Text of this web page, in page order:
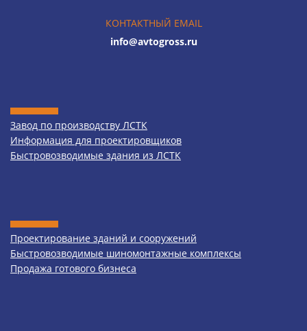
КОНТАКТНЫЙ EMAIL
info@avtogross.ru
Завод по производству ЛСТК
Информация для проектировщиков
Быстровозводимые здания из ЛСТК
Проектирование зданий и сооружений
Быстровозводимые шиномонтажные комплексы
Продажа готового бизнеса